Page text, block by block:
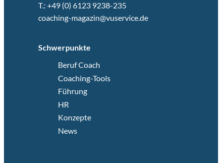
T.: +49 (0) 6123 9238-235
coaching-magazin@vuservice.de
Schwerpunkte
Beruf Coach
Coaching-Tools
Führung
HR
Konzepte
News